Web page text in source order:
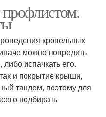
кровельных
можно повредить
испачкать его.
и покрытие крыши,
тандем, поэтому для
подбирать